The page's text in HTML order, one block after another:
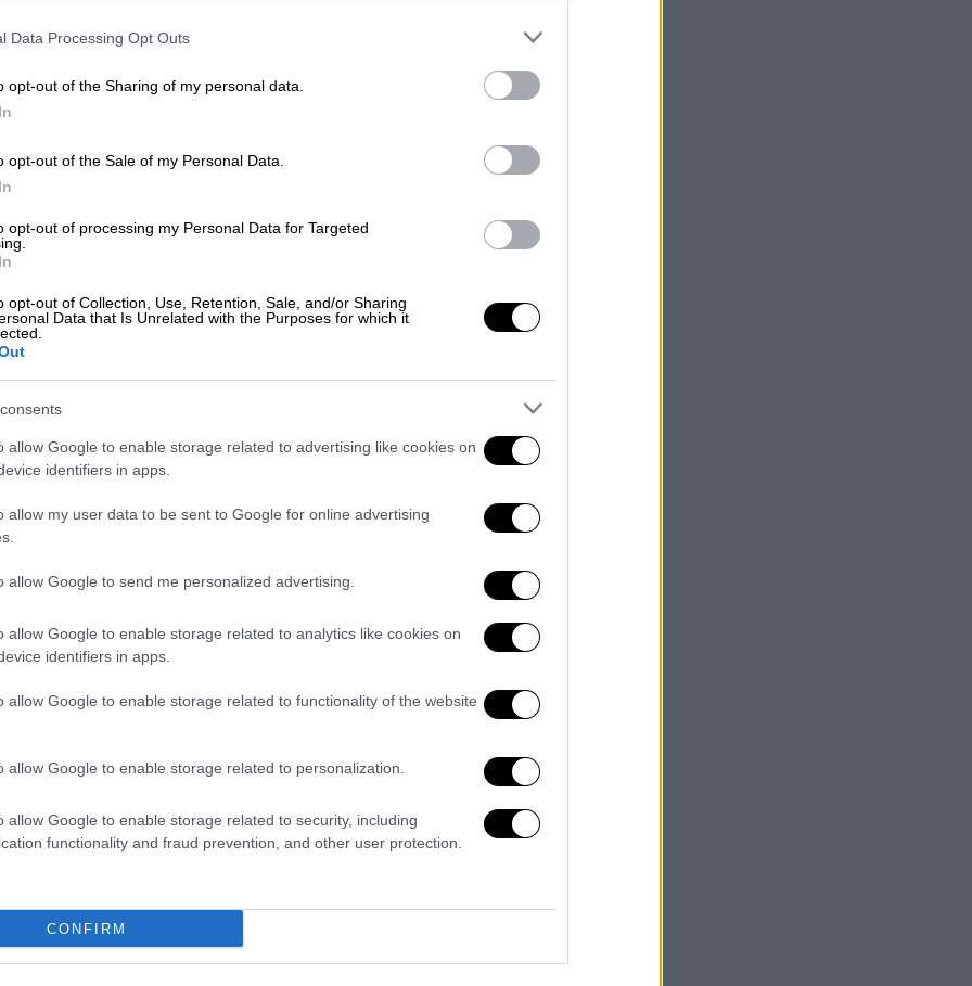
Data Processing Opt Outs
opt-out of the Sharing of my personal data.
opt-out of the Sale of my Personal Data.
opt-out of processing my Personal Data for Targeted
opt-out of Collection, Use, Retention, Sale, and/or Sharing
Data that Is Unrelated with the Purposes for which it
allow Google to enable storage related to advertising like cookies on
identifiers in apps.
allow my user data to be sent to Google for online advertising
allow Google to send me personalized advertising.
allow Google to enable storage related to analytics like cookies on
identifiers in apps.
allow Google to enable storage related to functionality of the website
allow Google to enable storage related to personalization.
allow Google to enable storage related to security, including
functionality and fraud prevention, and other user protection.
CONFIRM
και πότε: Τα ευρήματα
εγκληματικής οργάνωσης
διακίνησης ναρκωτικών με
εγκληματικής οργάνωσης, παράνομης
εισόδου στη χώρα και προμήθειας
Πειραιά και, αφού τους ασκήθηκε
από τον οποίο ζήτησαν και πήραν
οργάνωση της Κολομβίας
επιχείρηση που πραγματοποιήθηκε
διακίνηση, 180 αυτοσχέδιες νάιλον
γαρίδες γεμάτες με
Μάλιστα σε άλλο κοντέινερ έχουν βρεθεί
ένας36χρονοςαπό τηνΑλβανίαο οποίος
ναρκωτικών. Μέλη της οργάνωσης ήταν
ρόλοστην όλη επιχείρηση. Τα
απέξω
στο OPEN, πρόκειται για ένα
κοκαΐνηςστην Ευρώπη από